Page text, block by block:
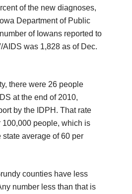
of the new diagnoses,
Department of Public
of Iowans reported to
AIDS was 1,828 as of Dec.
there were 26 people
at the end of 2010,
by the IDPH. That rate
100,000 people, which is
average of 60 per
counties have less
number less than that is